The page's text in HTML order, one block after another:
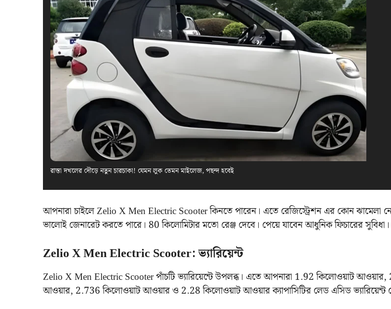
রাস্তা দখলের দৌড়ে নতুন চারচাকা! যেমন লুক তেমন মাইলেজ, পছন্দ হবেই
আপনারা চাইলে Zelio X Men Electric Scooter কিনতে পারেন। এতে রেজিস্ট্রেশন এর কোন ঝামেলা
ভালোই জেনারেট করতে পারে। 80 কিলোমিটার মতো রেঞ্জ দেবে। পেয়ে যাবেন আধুনিক ফিচারের সুবিধা।
Zelio X Men Electric Scooter: ভ্যারিয়েন্ট
Zelio X Men Electric Scooter পাঁচটি ভ্যারিয়েন্টে উপলব্ধ। এতে আপনারা 1.92 কিলোওয়াট
আওয়ার, 2.736 কিলোওয়াট আওয়ার ও 2.28 কিলোওয়াট আওয়ার ক্যাপাসিটির লেড এসিড ভ্যারিয়েন্ট